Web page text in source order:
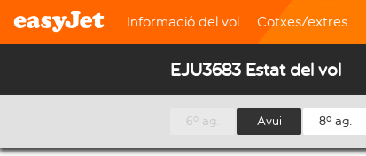
Informació del vol Cotxes/extres
EJU3683 Estat del vol
6º ag. Avui 8º ag.